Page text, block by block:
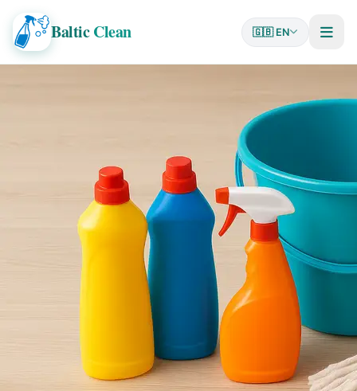
Baltic Clean 🇬🇧 EN